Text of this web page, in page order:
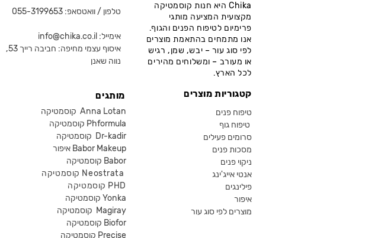
טלפון / וואטסאפ: 055-3199653
אימייל: info@chika.co.il
איסוף עצמי מחיפה: חביבה רייך 53,
נווה שאנן
מותגים
קוסמטיקה Anna Lotan
קוסמטיקה Phformula
קוסמטיקה Dr-kadir
איפור Babor Makeup
קוסמטיקה Babor
קוסמטיקה Neostrata
קוסמטיקה PHD
קוסמטיקה Yonka
Magiray
קוסמטיקה Biofor
קוסמטיקה Precise
Chika היא חנות קוסמטיקה
מקצועית המציעה מותגי
פרימיום לטיפוח הפנים והגוף.
אנו מתמחים בהתאמת מוצרים
לפי סוג עור – יבש, שמן, רגיש
או מעורב – ומשלוחים מהירים
לכל הארץ.
קטגוריות מוצרים
טיפוח פנים
טיפוח גוף
סרומים פעילים
מסכות פנים
ניקוי פנים
אנטי אייג'ינג
פילינגים
איפור
מוצרים לפי סוג עור